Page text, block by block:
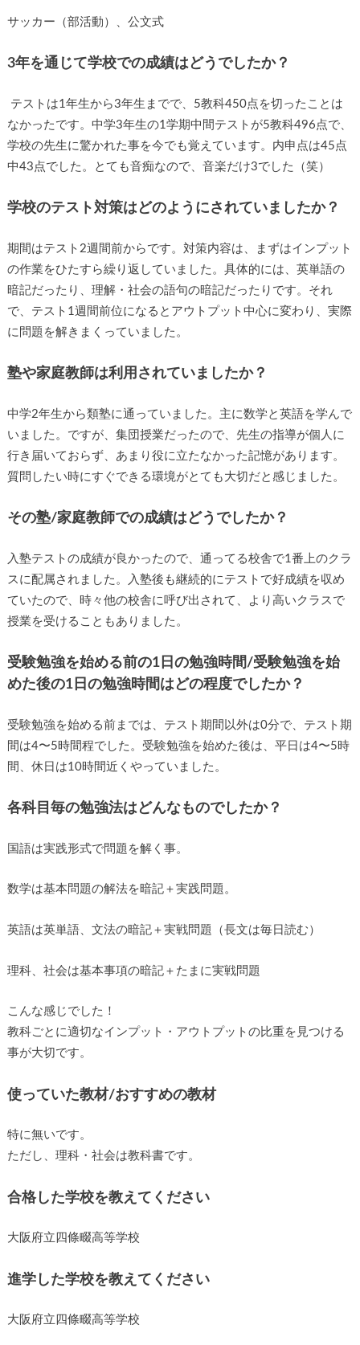
サッカー（部活動）、公文式
3年を通じて学校での成績はどうでしたか？
テストは1年生から3年生までで、5教科450点を切ったこと
はなかったです。中学3年生の1学期中間テストが5教科496点
で、学校の先生に驚かれた事を今でも覚えています。内申点
は45点中43点でした。とても音痴なので、音楽だけ3でした
期間はテスト2週間前からです。対策内容は、まずはインプッ
トの作業をひたすら繰り返していました。具体的には、英単
語の暗記だったり、理解・社会の語句の暗記だったりです。
それで、テスト1週間前位になるとアウトプット中心に変わ
中学2年生から類塾に通っていました。主に数学と英語を学ん
でいました。ですが、集団授業だったので、先生の指導が個
人に行き届いておらず、あまり役に立たなかった記憶があり
ました。
その塾/家庭教師での成績はどうでしたか？
入塾テストの成績が良かったので、通ってる校舎で1番上のク
ラスに配属されました。入塾後も継続的にテストで好成績を
ラスで授業を受けることもありました。
めた後の1日の勉強時間はどの程度でしたか？
受験勉強を始める前までは、テスト期間以外は0分で、テスト
4〜5時間、休日は10時間近くやっていました。
各科目毎の勉強法はどんなものでしたか？
国語は実践形式で問題を解く事。
数学は基本問題の解法を暗記＋実践問題。
英語は英単語、文法の暗記＋実戦問題（長文は毎日読む）
理科、社会は基本事項の暗記＋たまに実戦問題
こんな感じでした！
る事が大切です。
使っていた教材/おすすめの教材
ただし、理科・社会は教科書です。
合格した学校を教えてください
大阪府立四條畷高等学校
進学した学校を教えてください